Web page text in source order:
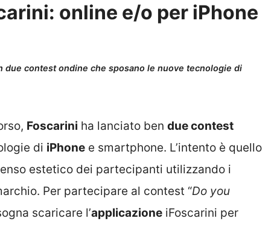
online e/o per iPhone
due contest ondine che sposano le nuove tecnologie di
Foscarini ha lanciato ben due contest
di iPhone e smartphone. L’intento è quello
estetico dei partecipanti utilizzando i
Per partecipare al contest “Do you
scaricare l’applicazione iFoscarini per